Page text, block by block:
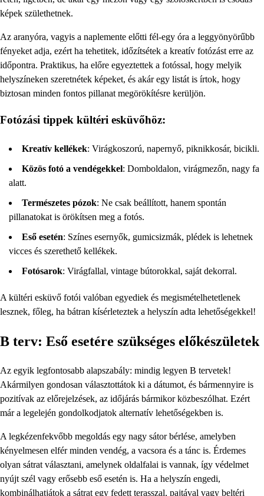
képek születhetnek.
Az aranyóra, vagyis a naplemente előtti fél-egy óra a leggyönyörűbb
fényeket adja, ezért ha tehetitek, időzítsétek a kreatív fotózást erre az
időpontra. Praktikus, ha előre egyeztettek a fotóssal, hogy melyik
helyszíneken szeretnétek képeket, és akár egy listát is írtok, hogy
biztosan minden fontos pillanat megörökítésre kerüljön.
Fotózási tippek kültéri esküvőhöz:
Kreatív kellékek: Virágkoszorú, napernyő, piknikkosár, bicikli.
Közös fotó a vendégekkel: Domboldalon, virágmezőn, nagy fa
alatt.
Természetes pózok: Ne csak beállított, hanem spontán
pillanatokat is örökítsen meg a fotós.
Eső esetén: Színes esernyők, gumicsizmák, plédek is lehetnek
vicces és szerethető kellékek.
Fotósarok: Virágfallal, vintage bútorokkal, saját dekorral.
A kültéri esküvő fotói valóban egyediek és megismételhetetlenek
lesznek, főleg, ha bátran kísérleteztek a helyszín adta lehetőségekkel!
B terv: Eső esetére szükséges előkészületek
Az egyik legfontosabb alapszabály: mindig legyen B tervetek!
Akármilyen gondosan választottátok ki a dátumot, és bármennyire is
pozitívak az előrejelzések, az időjárás bármikor közbeszólhat. Ezért
már a legelején gondolkodjatok alternatív lehetőségekben is.
A legkézenfekvőbb megoldás egy nagy sátor bérlése, amelyben
kényelmesen elfér minden vendég, a vacsora és a tánc is. Érdemes
olyan sátrat választani, amelynek oldalfalai is vannak, így védelmet
nyújt szél vagy erősebb eső esetén is. Ha a helyszín engedi,
kombinálhatjátok a sátrat egy fedett terasszal, pajtával vagy beltéri